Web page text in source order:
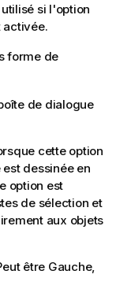
si l'option
activée.
forme de
de dialogue
cette option
dessinée en
option est
de sélection et
aux objets
être Gauche,